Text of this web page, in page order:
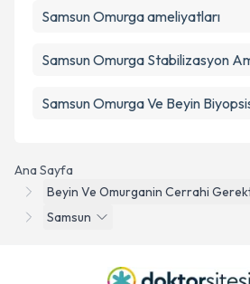
Ana Sayfa
Beyin Ve Omurganin Cerrahi
Samsun
Samsun Omurga ameliyatları
Samsun Omurga Stabilizasyon
Samsun Omurga Ve Beyin